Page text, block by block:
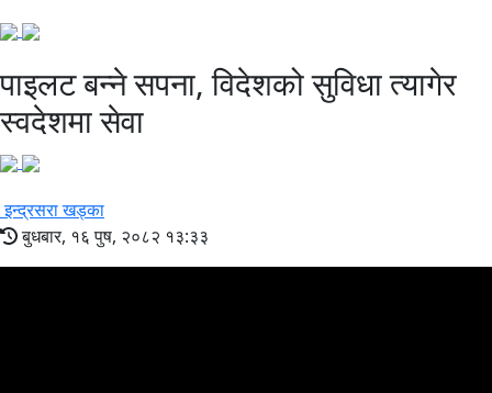
पाइलट बन्ने सपना, विदेशको सुविधा त्यागेर
स्वदेशमा सेवा
इन्द्रसरा खड्का
बुधबार, १६ पुष, २०८२ १३:३३